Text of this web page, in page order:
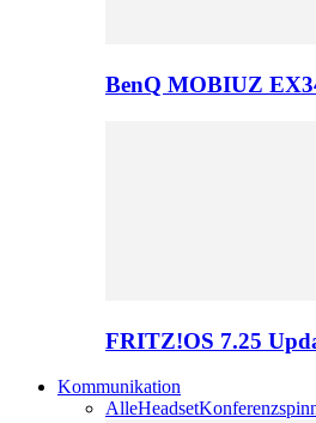
BenQ MOBIUZ
FRITZ!OS 7.25
Kommunikation
AlleHeadset